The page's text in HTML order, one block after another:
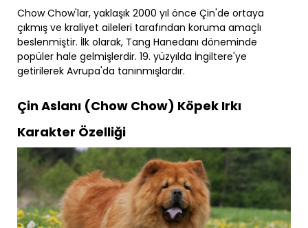
Chow Chow'lar, yaklaşık 2000 yıl önce Çin'de ortaya
çıkmış ve kraliyet aileleri tarafından koruma amaçlı
beslenmiştir. İlk olarak, Tang Hanedanı döneminde
popüler hale gelmişlerdir. 19. yüzyılda İngiltere'ye
getirilerek Avrupa'da tanınmışlardır.
Çin Aslanı (Chow Chow) Köpek Irkı
Karakter Özelliği